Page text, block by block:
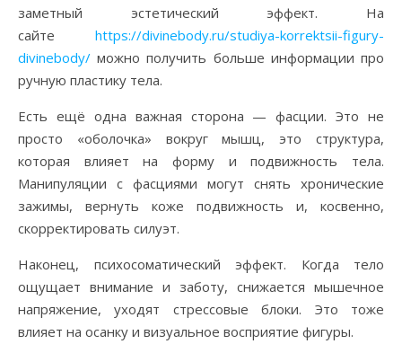
заметный эстетический эффект. На
сайте https://divinebody.ru/studiya-korrektsii-figury-
divinebody/ можно получить больше информации про
ручную пластику тела.
Есть ещё одна важная сторона — фасции. Это не
просто «оболочка» вокруг мышц, это структура,
которая влияет на форму и подвижность тела.
Манипуляции с фасциями могут снять хронические
зажимы, вернуть коже подвижность и, косвенно,
скорректировать силуэт.
Наконец, психосоматический эффект. Когда тело
ощущает внимание и заботу, снижается мышечное
напряжение, уходят стрессовые блоки. Это тоже
влияет на осанку и визуальное восприятие фигуры.